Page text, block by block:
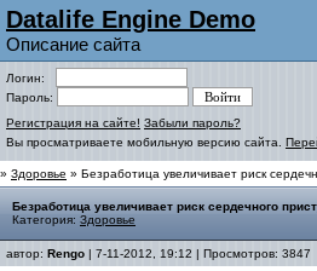
Datalife Engine Demo
Описание сайта
Логин:
Пароль:
Регистрация на сайте! Забыли пароль?
Вы просматриваете мобильную версию сайта.
» Здоровье » Безработица увеличивает риск
Безработица увеличивает риск сердечного
Категория: Здоровье
автор: Rengo | 7-11-2012, 19:12 | Просмотров: 3847